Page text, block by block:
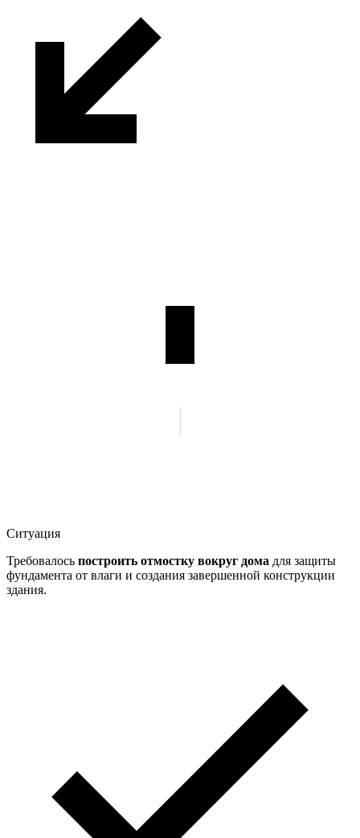
Ситуация
Требовалось построить отмостку вокруг дома для защиты
фундамента от влаги и создания завершенной конструкции
здания.